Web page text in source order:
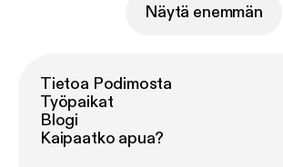
Näytä enemmän
Tietoa Podimosta
Työpaikat
Blogi
Kaipaatko apua?